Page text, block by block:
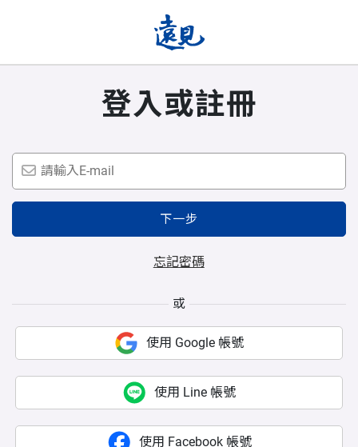
登入或註冊
下一步
忘記密碼
或
使用 Google 帳號
使用 Line 帳號
使用 Facebook 帳號